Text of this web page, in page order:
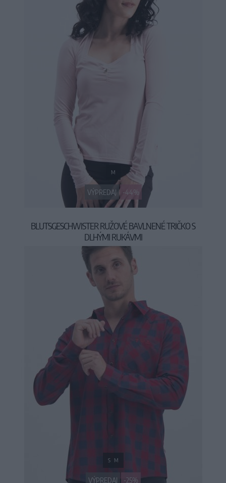
VÝPREDAJ -44%
M
BLUTSGESCHWISTER RUŽOVÉ BAVLNENÉ TRIČKO S
DLHÝMI RUKÁVMI
44,95 € 24,95 €
VÝPREDAJ -25%
S M